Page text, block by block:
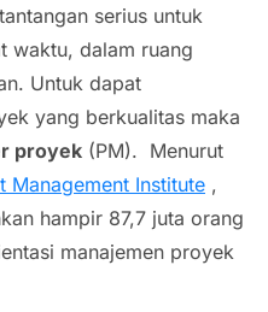
serius untuk
waktu, dalam ruang
Untuk dapat
yang berkualitas maka
proyek (PM). Menurut
Management Institute ,
hampir 87,7 juta orang
manajemen proyek